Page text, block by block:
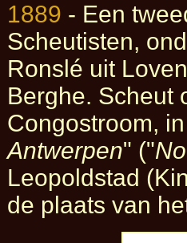
1889 - Een
Scheutisten,
Ronslé uit
Berghe. Scheut
Congostroom,
Antwerpen" ("
Leopoldstad
de plaats van